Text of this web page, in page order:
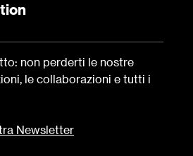
non perderti le nostre
le collaborazioni e tutti i
Newsletter